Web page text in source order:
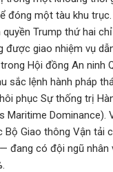
đóng một tàu khu
Trump thứ hai
được giao nhiệm vụ
Hội đồng An ninh
sắc lệnh hành pháp
phục Sự thống trị
Maritime Dominance).
Giao thông Vận tải
đang có đội ngũ nhân